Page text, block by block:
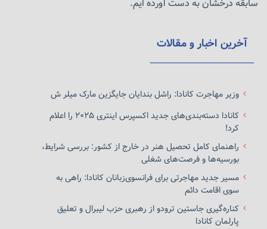
هنر می‌توان به موارد زیر اشاره کرد:
هنرهای تجسمی: شامل نقاشی، مجسمه‌سازی، طراحی،
هنرهای تجاری و طراحی: مانند طراحی صنعتی، طراحی مد،
طراحی گرافیک و انیمیشن.
هنرهای دیجیتال و جدید
دیجیتال، بازی‌های ویدئویی و هنرهای تعاملی.
این تنوع گسترده در رشته هنر به شما این امکان را می‌دهد که در
هر زمینه‌ای که علاقه دارید تخصص پیدا کنید و دنیای جدیدی از
فرصت‌های شغلی را کشف کنید.
سابقه درخشان به دست آورده ایم.
آخرین اخبار و مقالات
وزیر مهاجرت کانادا: راشل بندایان جایگزین مارک میلر ش
کانادا دسته‌بندی‌های جدید اکسپرس اینتری ۲۰۲۵ را اعلام
کرد!
راهنمای کامل تحصیل هنر در خارج از کشور: بررسی شرایط،
بورسیه‌ها و فرصت‌های شغلی
مسیر جدید مهاجرتی برای فرانسوی‌زبانان کانادا: راهی به
سوی اقامت دائم
کناره‌گیری جاستین ترودو از رهبری حزب لیبرال و تعلیق
پارلمان کانادا